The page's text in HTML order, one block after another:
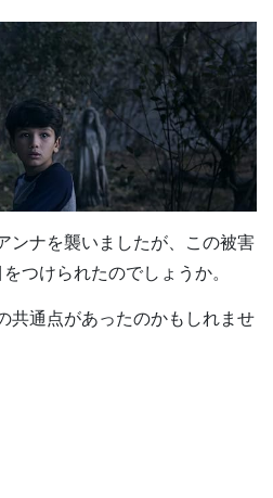
ンナを襲いましたが、この被害
つけられたのでしょうか。
共通点があったのかもしれませ